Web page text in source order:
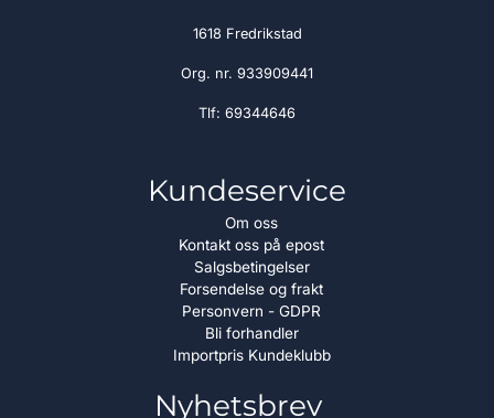
1618 Fredrikstad
Org. nr. 933909441
Tlf: 69344646
Kundeservice
Om oss
Kontakt oss på epost
Salgsbetingelser
Forsendelse og frakt
Personvern - GDPR
Bli forhandler
Importpris Kundeklubb
Nyhetsbrev